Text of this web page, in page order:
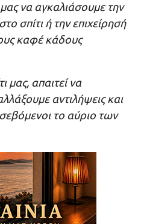
να αγκαλιάσουμε την
σπίτι ή την επιχείρησή
καφέ κάδους
μας, απαιτεί να
αντιλήψεις και
το αύριο των